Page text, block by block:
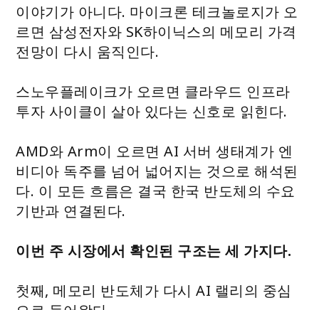
이야기가 아니다. 마이크론 테크놀로지가 오
르면 삼성전자와 SK하이닉스의 메모리 가격
전망이 다시 움직인다.
스노우플레이크가 오르면 클라우드 인프라
투자 사이클이 살아 있다는 신호로 읽힌다.
AMD와 Arm이 오르면 AI 서버 생태계가 엔
비디아 독주를 넘어 넓어지는 것으로 해석된
다. 이 모든 흐름은 결국 한국 반도체의 수요
기반과 연결된다.
이번 주 시장에서 확인된 구조는 세 가지다.
첫째, 메모리 반도체가 다시 AI 랠리의 중심